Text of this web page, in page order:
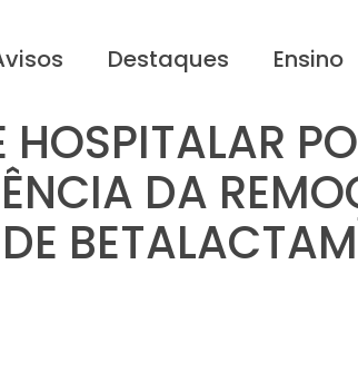
Destaques Ensino
HOSPITALAR
DA